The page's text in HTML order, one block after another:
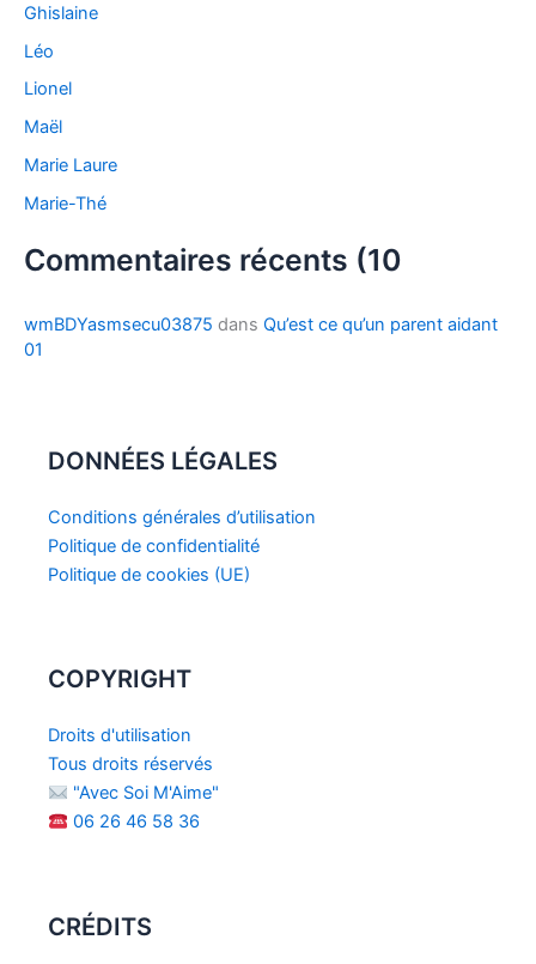
Ghislaine
Léo
Lionel
Maël
Marie Laure
Marie-Thé
Commentaires récents (10
wmBDYasmsecu03875 dans Qu’est ce qu’un parent aidant
01
DONNÉES LÉGALES
Conditions générales d’utilisation
Politique de confidentialité
Politique de cookies (UE)
COPYRIGHT
Droits d'utilisation
Tous droits réservés
"Avec Soi M'Aime"
06 26 46 58 36
CRÉDITS